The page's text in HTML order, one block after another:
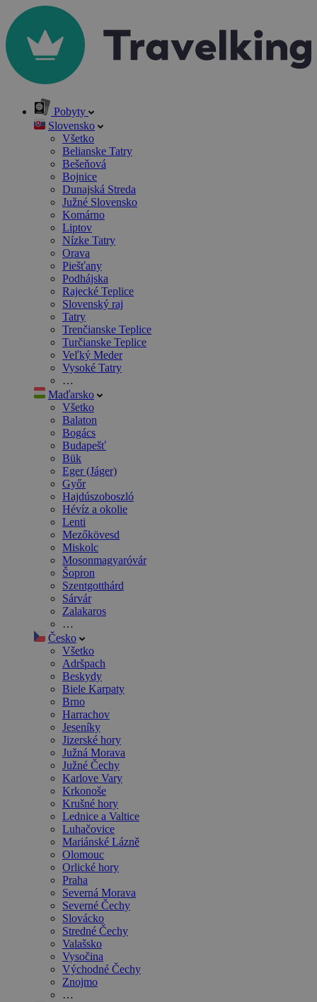
Pobyty
Slovensko
Všetko
Belianske Tatry
Bešeňová
Bojnice
Dunajská Streda
Južné Slovensko
Komárno
Liptov
Nízke Tatry
Orava
Piešťany
Podhájska
Rajecké Teplice
Slovenský raj
Tatry
Trenčianske Teplice
Turčianske Teplice
Veľký Meder
Vysoké Tatry
…
Maďarsko
Všetko
Balaton
Bogács
Budapešť
Bük
Eger (Jáger)
Győr
Hajdúszoboszló
Hévíz a okolie
Lenti
Mezőkövesd
Miskolc
Mosonmagyaróvár
Šopron
Szentgotthárd
Sárvár
Zalakaros
…
Česko
Všetko
Adršpach
Beskydy
Biele Karpaty
Brno
Harrachov
Jeseníky
Jizerské hory
Južná Morava
Južné Čechy
Karlove Vary
Krkonoše
Krušné hory
Lednice a Valtice
Luhačovice
Mariánské Lázně
Olomouc
Orlické hory
Praha
Severná Morava
Severné Čechy
Slovácko
Stredné Čechy
Valašsko
Vysočina
Východné Čechy
Znojmo
…